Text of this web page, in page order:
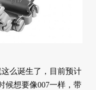
这么诞生了，目前预计
候想要像007一样，带